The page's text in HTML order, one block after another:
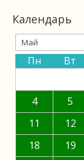
Календарь
Пн Вт
4
5
11
12
18
19